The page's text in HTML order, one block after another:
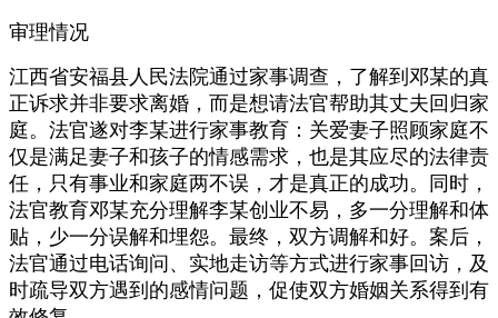
审理情况
江西省安福县人民法院通过家事调查，了解到邓某的真
正诉求并非要求离婚，而是想请法官帮助其丈夫回归家
庭。法官遂对李某进行家事教育：关爱妻子照顾家庭不
仅是满足妻子和孩子的情感需求，也是其应尽的法律责
任，只有事业和家庭两不误，才是真正的成功。同时，
法官教育邓某充分理解李某创业不易，多一分理解和体
贴，少一分误解和埋怨。最终，双方调解和好。案后，
法官通过电话询问、实地走访等方式进行家事回访，及
时疏导双方遇到的感情问题，促使双方婚姻关系得到有